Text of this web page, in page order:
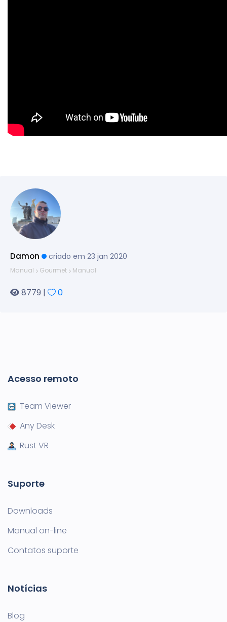
Damon criado em 23 jan 2020
Manual Gourmet Manual
8779 | 0
Acesso remoto
Team Viewer
Any Desk
Rust VR
Suporte
Downloads
Manual on-line
Contatos suporte
Notícias
Blog